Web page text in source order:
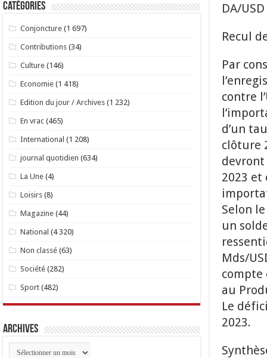
DA/
Recul
Par
contre
d’un
clôture
devront
2023 et
Selon
un
Mds/
compte
au
Le
2023.
Catégories
Conjoncture (1 697)
Contributions (34)
Culture (146)
Economie (1 418)
Edition du jour / Archives (1 232)
En vrac (465)
International (1 208)
journal quotidien (634)
La Une (4)
Loisirs (8)
Magazine (44)
National (4 320)
Non classé (63)
Société (282)
Sport (482)
Archives
Archives